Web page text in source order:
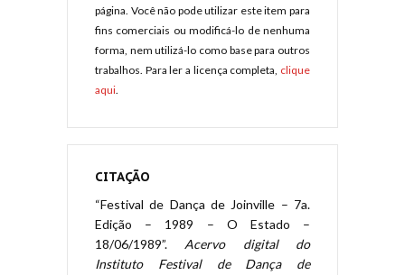
página. Você não pode utilizar este item para
fins comerciais ou modificá-lo de nenhuma
forma, nem utilizá-lo como base para outros
trabalhos. Para ler a licença completa, clique
aqui.
CITAÇÃO
“Festival de Dança de Joinville – 7a.
Edição – 1989 – O Estado –
18/06/1989”. Acervo digital do
Instituto Festival de Dança de